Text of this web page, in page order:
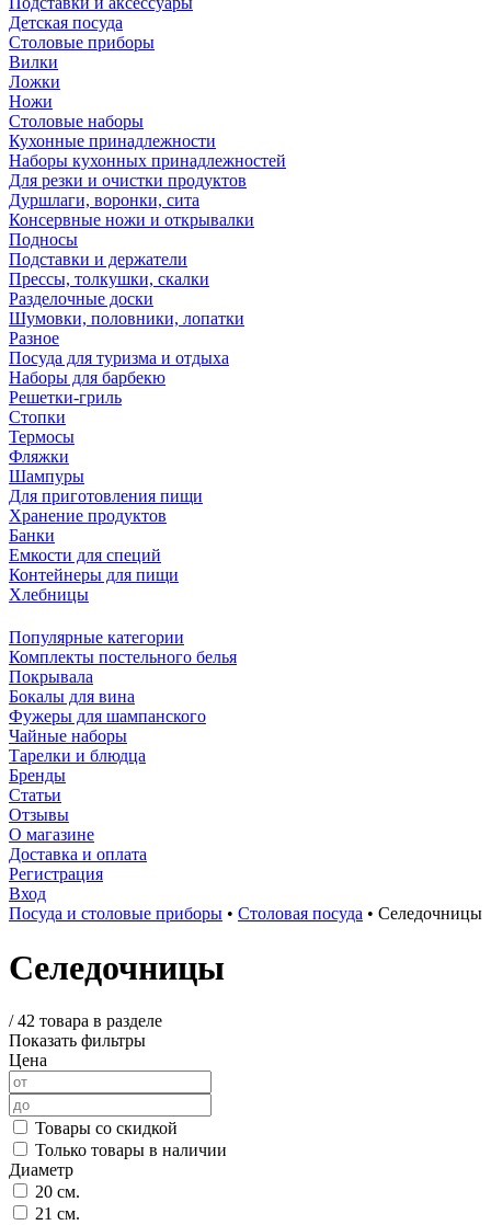
Детская посуда
Столовые приборы
Вилки
Ложки
Ножи
Столовые наборы
Кухонные принадлежности
Наборы кухонных принадлежностей
Для резки и очистки продуктов
Дуршлаги, воронки, сита
Консервные ножи и открывалки
Подносы
Подставки и держатели
Прессы, толкушки, скалки
Разделочные доски
Шумовки, половники, лопатки
Разное
Посуда для туризма и отдыха
Наборы для барбекю
Решетки-гриль
Стопки
Термосы
Фляжки
Шампуры
Для приготовления пищи
Хранение продуктов
Банки
Емкости для специй
Контейнеры для пищи
Хлебницы
Популярные категории
Комплекты постельного белья
Покрывала
Бокалы для вина
Фужеры для шампанского
Чайные наборы
Тарелки и блюдца
Бренды
Статьи
Отзывы
О магазине
Доставка и оплата
Регистрация
Вход
Посуда и столовые приборы • Столовая посуда • Селедочницы
Селедочницы
/42 товара в разделе
Показать фильтры
Цена
Товары со скидкой
Только товары в наличии
Диаметр
20 см.
21 см.